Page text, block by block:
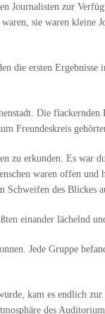
Journalisten zur
sie waren kleine
die ersten
Die
Freundeskreis
zu erkunden. Es
waren offen
des Blickes
einander lächelnd
Jede Gruppe
kam es endlich
des